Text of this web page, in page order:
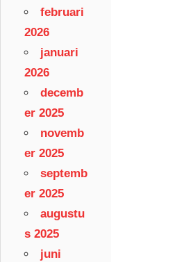
februari
2026
januari
2026
decemb
er 2025
novemb
er 2025
septemb
er 2025
augustu
s 2025
juni